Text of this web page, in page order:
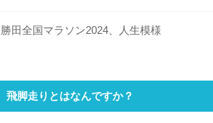
勝田全国マラソン2024、人生模様
飛脚走りとはなんですか？